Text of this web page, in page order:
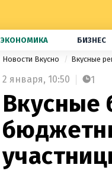
ЭКОНОМИКА БИЗНЕС
Новости Вкусно Вкусные
2 января, 10:50 1
Вкусные